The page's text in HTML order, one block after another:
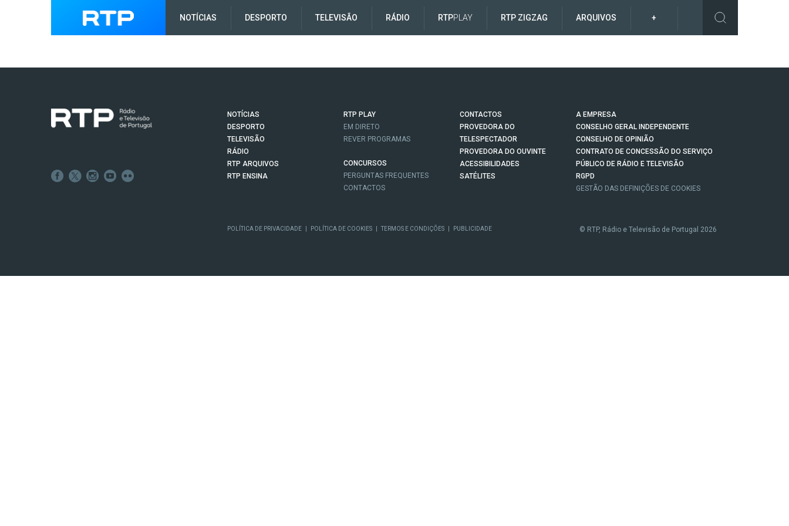
NOTÍCIAS DESPORTO TELEVISÃO RÁDIO RTPPLAY RTP ZIGZAG ARQUIVOS +
NOTÍCIAS
DESPORTO
TELEVISÃO
RÁDIO
RTP ARQUIVOS
RTP ENSINA
RTP PLAY
EM DIRETO
REVER PROGRAMAS
CONCURSOS
PERGUNTAS FREQUENTES
CONTACTOS
CONTACTOS
PROVEDORA DO
TELESPECTADOR
PROVEDORA DO OUVINTE
ACESSIBILIDADES
SATÉLITES
A EMPRESA
CONSELHO GERAL INDEPENDENTE
CONSELHO DE OPINIÃO
CONTRATO DE CONCESSÃO DO SERVIÇO
PÚBLICO DE RÁDIO E TELEVISÃO
RGPD
GESTÃO DAS DEFINIÇÕES DE COOKIES
POLÍTICA DE PRIVACIDADE POLÍTICA DE COOKIES TERMOS E CONDIÇÕES PUBLICIDADE © RTP, Rádio e Televisão de Portugal 2026